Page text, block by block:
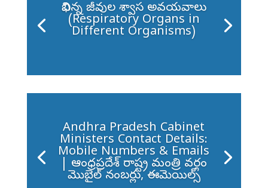
విభిన్న జీవుల శ్వాస అవయవాలు
(Respiratory Organs in
Different Organisms)
Andhra Pradesh Cabinet
Ministers Contact Details:
Mobile Numbers & Emails
| ఆంధ్రప్రదేశ్ రాష్ట్ర మంత్రి వర్గం
మొబైల్ నంబర్లు, ఈమెయిల్స్